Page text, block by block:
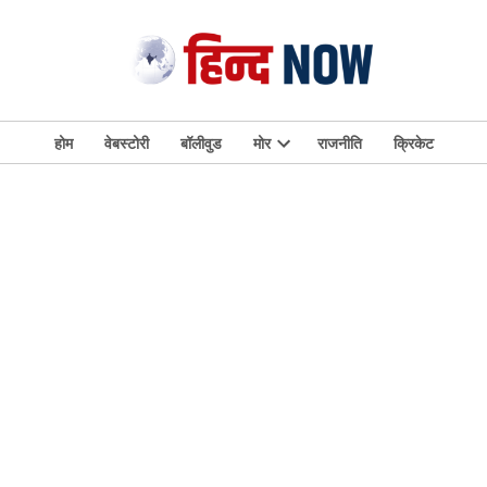
होम वेबस्टोरी बॉलीवुड मोर
Open
राजनीति क्रिकेट